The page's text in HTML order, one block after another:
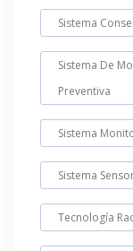
Sistema
Sistema De
Preventiva
Sistema
Sistema
Tecnología